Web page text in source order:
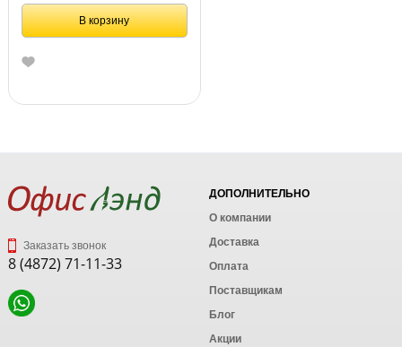
В корзину
Заказать звонок
8 (4872) 71-11-33
ДОПОЛНИТЕЛЬНО
О компании
Доставка
Оплата
Поставщикам
Блог
Акции